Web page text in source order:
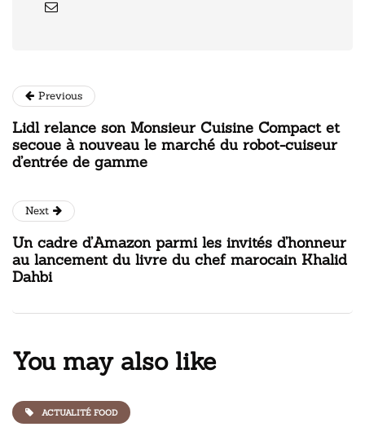
Previous
Lidl relance son Monsieur Cuisine Compact et
secoue à nouveau le marché du robot-cuiseur
d’entrée de gamme
Next
Un cadre d’Amazon parmi les invités d’honneur
au lancement du livre du chef marocain Khalid
Dahbi
You may also like
ACTUALITÉ FOOD